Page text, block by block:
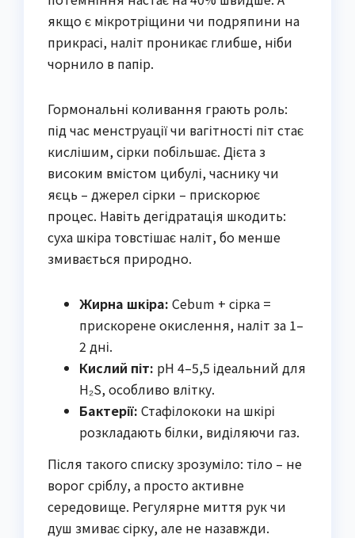
якщо є мікротріщини чи подряпини на
прикрасі, наліт проникає глибше, ніби
чорнило в папір.
Гормональні коливання грають роль:
під час менструації чи вагітності піт стає
кислішим, сірки побільшає. Дієта з
високим вмістом цибулі, часнику чи
яєць – джерел сірки – прискорює
процес. Навіть дегідратація шкодить:
суха шкіра товстішає наліт, бо менше
змивається природно.
Жирна шкіра: Сеbum + сірка =
прискорене окислення, наліт за 1–
2 дні.
Кислий піт: pH 4–5,5 ідеальний для
H₂S, особливо влітку.
Бактерії: Стафілококи на шкірі
розкладають білки, виділяючи газ.
Після такого списку зрозуміло: тіло – не
ворог сріблу, а просто активне
середовище. Регулярне миття рук чи
душ змиває сірку, але не назавжди.